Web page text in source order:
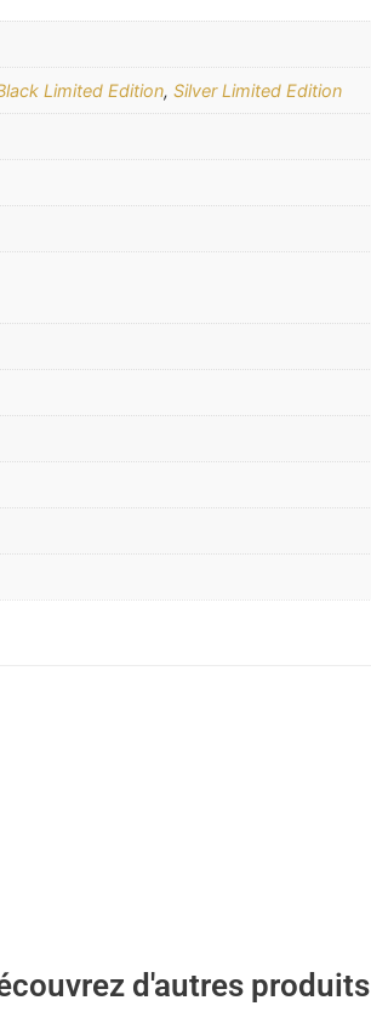
Limited Edition, Silver Limited Edition
d'autres produits